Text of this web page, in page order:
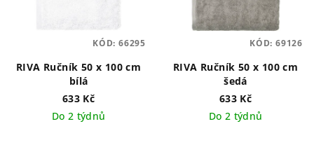
RIVA Ručník 50 x 100 cm
bílá
633 Kč
Do 2 týdnů
KÓD: 66295
RIVA Ručník 50 x 100 cm
šedá
633 Kč
Do 2 týdnů
KÓD: 69126